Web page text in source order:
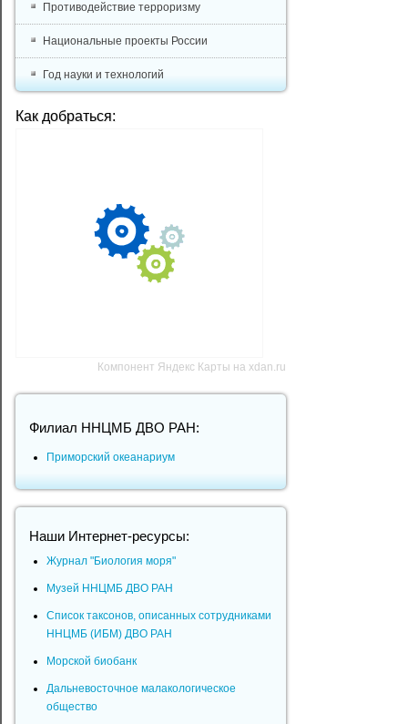
Противодействие терроризму
Национальные проекты России
Год науки и технологий
Как добраться:
Компонент Яндекс Карты на xdan.ru
Филиал ННЦМБ ДВО РАН:
Приморский океанариум
Наши Интернет-ресурсы:
Журнал "Биология моря"
Музей ННЦМБ ДВО РАН
Список таксонов, описанных сотрудниками
ННЦМБ (ИБМ) ДВО РАН
Морской биобанк
Дальневосточное малакологическое
общество